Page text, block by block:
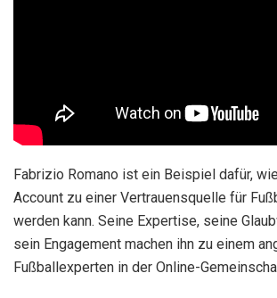
Fabrizio Romano ist ein Beispiel dafür,
Account zu einer Vertrauensquelle für
werden kann. Seine Expertise, seine
sein Engagement machen ihn zu einem
Fußballexperten in der Online-